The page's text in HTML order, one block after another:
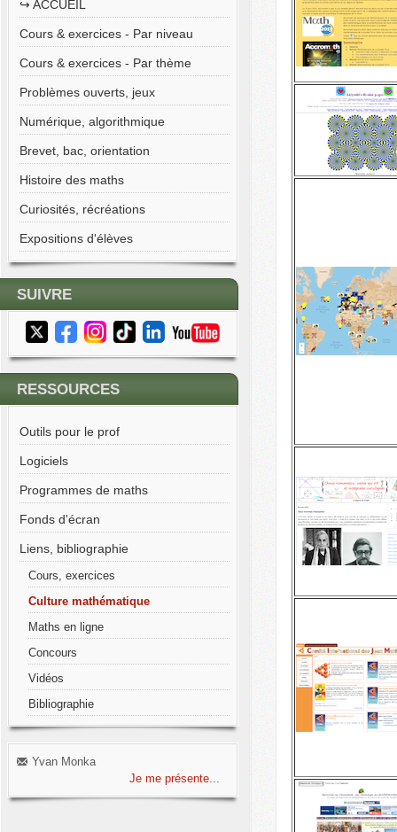
↪︎ ACCUEIL
Cours & exercices - Par niveau
Cours & exercices - Par thème
Problèmes ouverts, jeux
Numérique, algorithmique
Brevet, bac, orientation
Histoire des maths
Curiosités, récréations
Expositions d'élèves
SUIVRE
RESSOURCES
Outils pour le prof
Logiciels
Programmes de maths
Fonds d'écran
Liens, bibliographie
Cours, exercices
Culture mathématique
Maths en ligne
Concours
Vidéos
Bibliographie
Yvan Monka
Je me présente...